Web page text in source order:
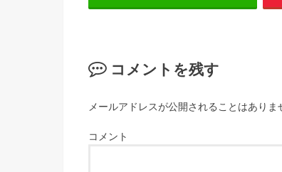
コメントを残す
メールアドレスが公開されることはありま
コメント